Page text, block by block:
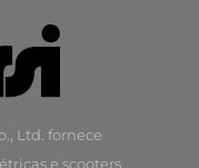
Ltd. fornece
e scooters